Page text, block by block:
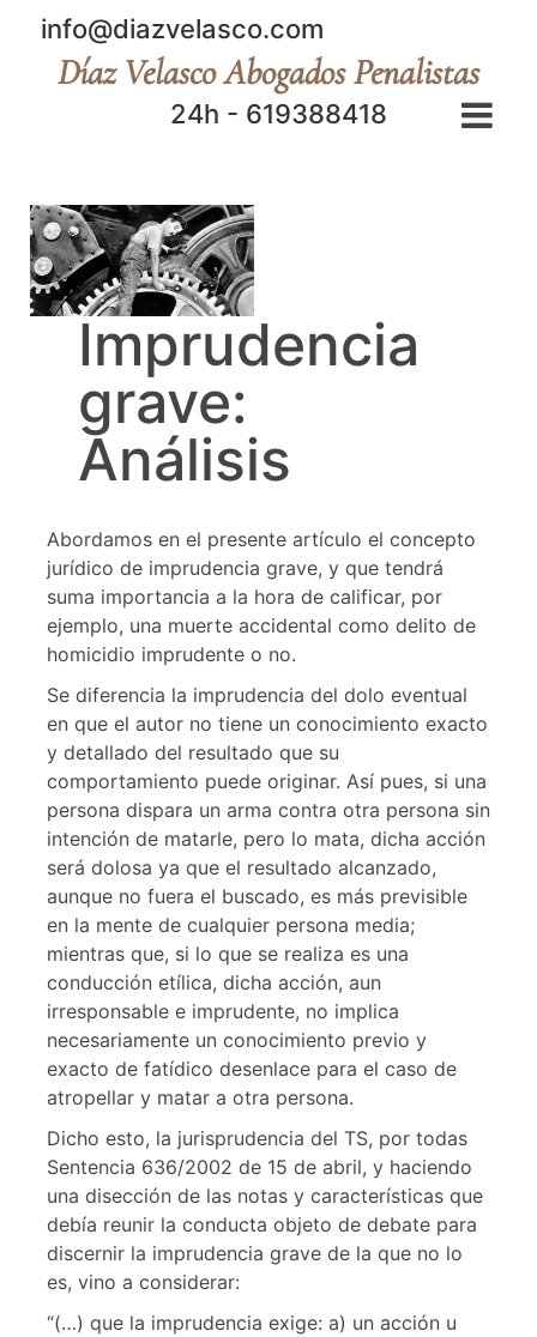
info@diazvelasco.com
Díaz Velasco Abogados Penalistas
24h - 619388418
Imprudencia
grave:
Análisis
Abordamos en el presente artículo el concepto
jurídico de imprudencia grave, y que tendrá
suma importancia a la hora de calificar, por
ejemplo, una muerte accidental como delito de
homicidio imprudente o no.
Se diferencia la imprudencia del dolo eventual
en que el autor no tiene un conocimiento exacto
y detallado del resultado que su
comportamiento puede originar. Así pues, si una
persona dispara un arma contra otra persona sin
intención de matarle, pero lo mata, dicha acción
será dolosa ya que el resultado alcanzado,
aunque no fuera el buscado, es más previsible
en la mente de cualquier persona media;
mientras que, si lo que se realiza es una
conducción etílica, dicha acción, aun
irresponsable e imprudente, no implica
necesariamente un conocimiento previo y
exacto de fatídico desenlace para el caso de
atropellar y matar a otra persona.
Dicho esto, la jurisprudencia del TS, por todas
Sentencia 636/2002 de 15 de abril, y haciendo
una disección de las notas y características que
debía reunir la conducta objeto de debate para
discernir la imprudencia grave de la que no lo
es, vino a considerar:
“(…) que la imprudencia exige: a) un acción u